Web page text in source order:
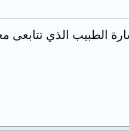
الذي تتابعى معه